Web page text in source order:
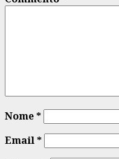
Nome*
Email*